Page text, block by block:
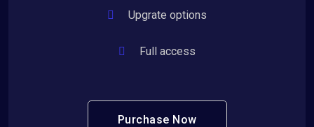
Upgrate options
Full access
Purchase Now